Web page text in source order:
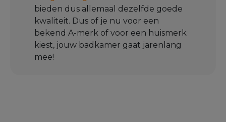
bieden dus allemaal dezelfde goede
kwaliteit. Dus of je nu voor een
bekend A-merk of voor een huismerk
kiest, jouw badkamer gaat jarenlang
mee!